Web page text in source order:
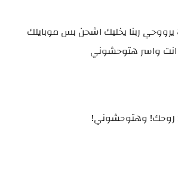
ربنا يخليك اشحن بس موبايلك
واسر هتوحشوني
روحك! وهتوحشوني!